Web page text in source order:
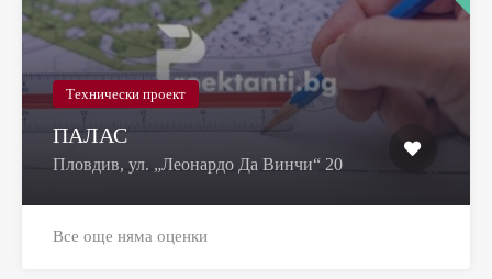
Технически проект
ПАЛАС
Пловдив, ул. „Леонардо Да Винчи“ 20
Все още няма оценки